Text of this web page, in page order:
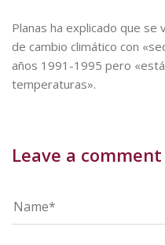
Planas ha explicado que se
de cambio climático con
años 1991-1995 pero
temperaturas».
Leave a comment